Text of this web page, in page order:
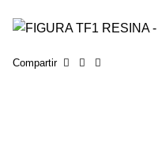
Compartir